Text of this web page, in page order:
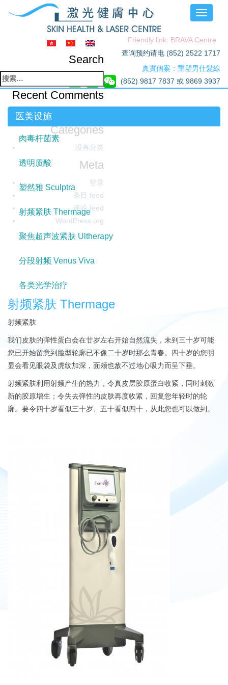
Toggle
Search
搜
索：Recent Comments
Categories
没有分类
Meta
登录
条目 feed
评论 feed
WordPress.org
Friendly link: BRAVA Centre
查询预约请电 (852) 2522 1717
真實個案：重塑男仕髮線
(852) 9817 7837 或 9869 3937
医美设施
肉毒杆菌素
透明质酸
塑然雅 Sculptra
射频紧肤 Thermage
聚焦超声波紧肤 Ultherapy
分段射频 Venus Viva
各类光学治疗
射频紧肤 Thermage
射频紧肤
我们皮肤的弹性蛋白会在廿岁左右开始自然流失，未到三十岁可能
您已开始留意到脸型轮廓已不像二十岁时那么青春。四十岁的您明
显会看见眼袋及虎纹加深，面颊也敌不过地心吸力而呈下垂。
射频紧肤利用射频产生的热力，令真皮层胶原蛋白收紧，同时刺激
新的胶原增生；令失去弹性的皮肤再度收紧，回复您年轻时的轮
廓。要令四十岁看似三十岁、五十看似四十，从此您也可以做到。